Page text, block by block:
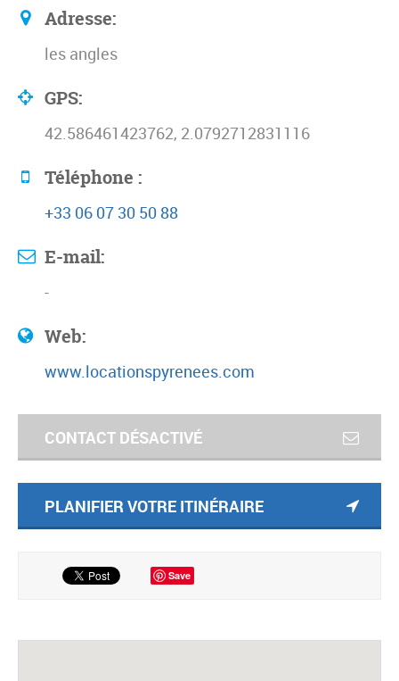
Adresse:
les angles
GPS:
42.586461423762, 2.0792712831116
Téléphone :
+33 06 07 30 50 88
E-mail:
-
Web:
www.locationspyrenees.com
CONTACT DÉSACTIVÉ
PLANIFIER VOTRE ITINÉRAIRE
Save